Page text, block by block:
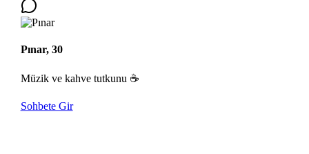
Pınar, 30
Müzik ve kahve tutkunu ☕
Sohbete Gir